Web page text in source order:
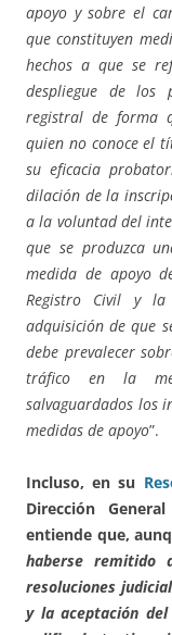
apoyo y sobre el
que constituyen
hechos a que se
despliegue de los
registral de forma
quien no conoce el
su eficacia
dilación de la
a la voluntad del
que se produzca
medida de apoyo
Registro Civil y
adquisición de que
debe prevalecer
tráfico en la
salvaguardados los
medidas de apoyo”.
Incluso, en su
Dirección
entiende que,
haberse remitido
resoluciones
y la aceptación del